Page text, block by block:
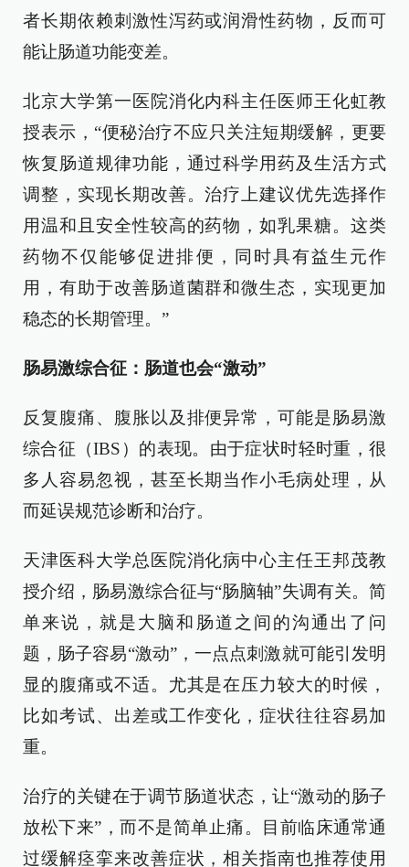
者长期依赖刺激性泻药或润滑性药物，反而可
能让肠道功能变差。
北京大学第一医院消化内科主任医师王化虹教
授表示，“便秘治疗不应只关注短期缓解，更要
恢复肠道规律功能，通过科学用药及生活方式
调整，实现长期改善。治疗上建议优先选择作
用温和且安全性较高的药物，如乳果糖。这类
药物不仅能够促进排便，同时具有益生元作
用，有助于改善肠道菌群和微生态，实现更加
稳态的长期管理。”
肠易激综合征：肠道也会“激动”
反复腹痛、腹胀以及排便异常，可能是肠易激
综合征（IBS）的表现。由于症状时轻时重，很
多人容易忽视，甚至长期当作小毛病处理，从
而延误规范诊断和治疗。
天津医科大学总医院消化病中心主任王邦茂教
授介绍，肠易激综合征与“肠脑轴”失调有关。简
单来说，就是大脑和肠道之间的沟通出了问
题，肠子容易“激动”，一点点刺激就可能引发明
显的腹痛或不适。尤其是在压力较大的时候，
比如考试、出差或工作变化，症状往往容易加
重。
治疗的关键在于调节肠道状态，让“激动的肠子
放松下来”，而不是简单止痛。目前临床通常通
过缓解痉挛来改善症状，相关指南也推荐使用